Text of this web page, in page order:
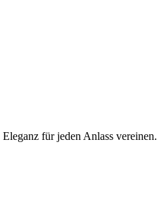
für jeden Anlass vereinen.